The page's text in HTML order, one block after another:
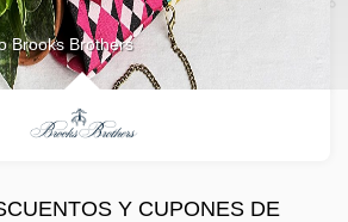
Old Navy
Y CUPONES DE